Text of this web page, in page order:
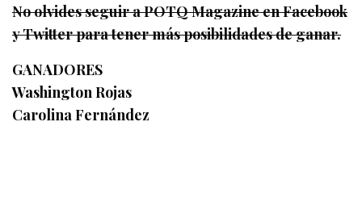
No olvides seguir a POTQ Magazine en Facebook
y Twitter para tener más posibilidades de ganar.
GANADORES
Washington Rojas
Carolina Fernández